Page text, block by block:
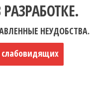
НЕУДОБСТВА.
слабовидящих